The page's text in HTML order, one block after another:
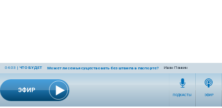
ЭФИР
04:03 | ЧТО БУДЕТ Может ли семья существовать без штампа в паспорте? Иван Панкин
ПОДКАСТЫ ЭФИР